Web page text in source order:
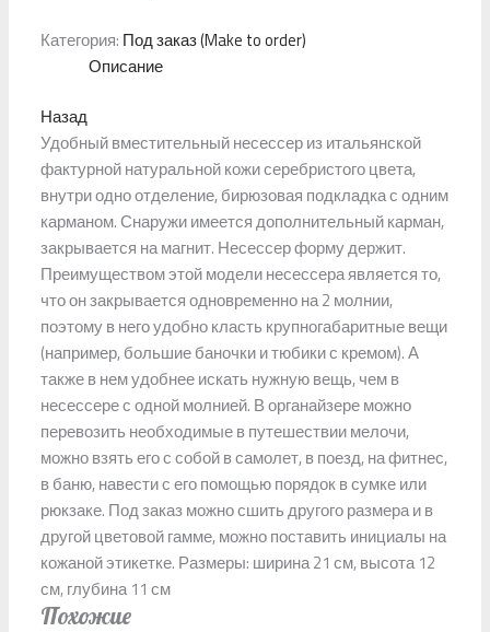
Категория: Под заказ (Make to order)
Описание
Назад
Удобный вместительный несессер из итальянской
фактурной натуральной кожи серебристого цвета,
внутри одно отделение, бирюзовая подкладка с одним
карманом. Снаружи имеется дополнительный карман,
закрывается на магнит. Несессер форму держит.
Преимуществом этой модели несессера является то,
что он закрывается одновременно на 2 молнии,
поэтому в него удобно класть крупногабаритные вещи
(например, большие баночки и тюбики с кремом). А
также в нем удобнее искать нужную вещь, чем в
несессере с одной молнией. В органайзере можно
перевозить необходимые в путешествии мелочи,
можно взять его с собой в самолет, в поезд, на фитнес,
в баню, навести с его помощью порядок в сумке или
рюкзаке. Под заказ можно сшить другого размера и в
другой цветовой гамме, можно поставить инициалы на
кожаной этикетке. Размеры: ширина 21 см, высота 12
см, глубина 11 см
Похожие